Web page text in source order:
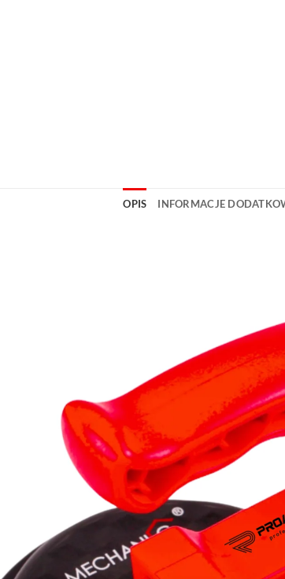
OPIS INFORMACJE